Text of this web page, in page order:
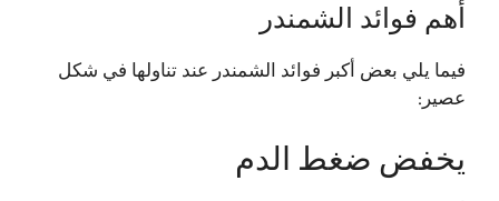
أهم فوائد الشمندر
فيما يلي بعض أكبر فوائد الشمندر عند تناولها في شكل
عصير:
يخفض ضغط الدم